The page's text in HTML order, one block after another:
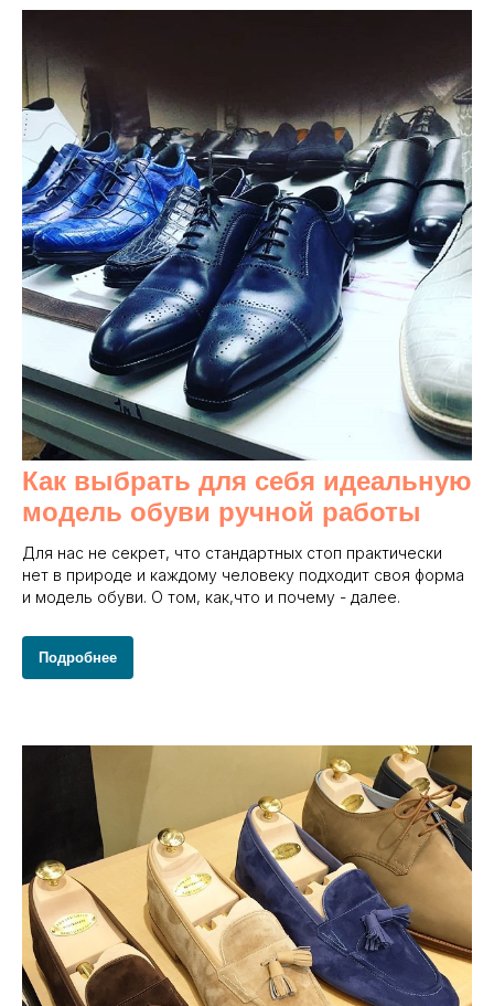
Как выбрать для себя идеальную
модель обуви ручной работы
Для нас не секрет, что стандартных стоп практически
нет в природе и каждому человеку подходит своя форма
и модель обуви. О том, как,что и почему - далее.
Подробнее